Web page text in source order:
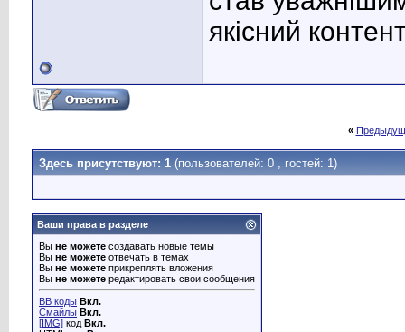
якісний
«
Здесь присутствуют: 1 (пользователей: 0 , гостей: 1)
Ваши права в разделе
Вы не можете создавать новые темы
Вы не можете отвечать в темах
Вы не можете прикреплять вложения
Вы не можете редактировать свои сообщения
BB коды Вкл.
Смайлы Вкл.
[IMG] код Вкл.